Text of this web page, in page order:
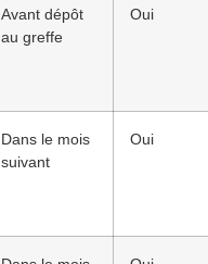
Avant dépôt
au greffe
Oui
Dans le mois
suivant
Oui